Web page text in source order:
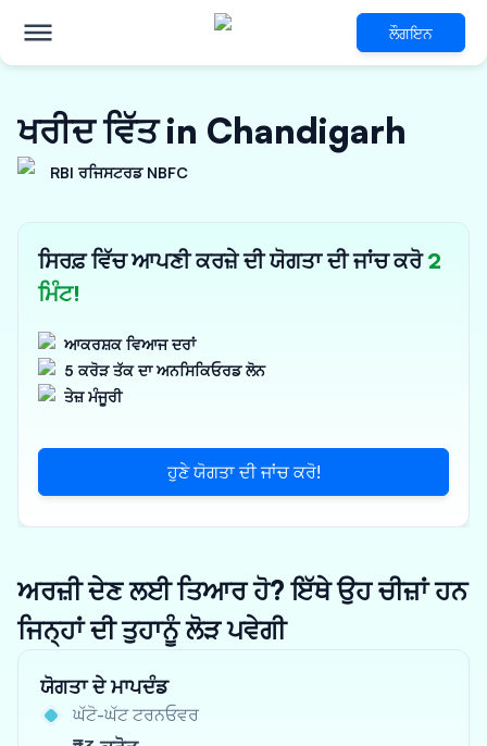
ਲੌਗਇਨ
ਖਰੀਦ ਵਿੱਤ in Chandigarh
RBI ਰਜਿਸਟਰਡ NBFC
ਸਿਰਫ਼ ਵਿੱਚ ਆਪਣੀ ਕਰਜ਼ੇ ਦੀ ਯੋਗਤਾ ਦੀ ਜਾਂਚ ਕਰੋ2
ਮਿੰਟ!
ਆਕਰਸ਼ਕ ਵਿਆਜ ਦਰਾਂ
5 ਕਰੋੜ ਤੱਕ ਦਾ ਅਨਸਿਕਿਓਰਡ ਲੋਨ
ਤੇਜ਼ ਮੰਜੂਰੀ
ਹੁਣੇ ਯੋਗਤਾ ਦੀ ਜਾਂਚ ਕਰੋ!
ਅਰਜ਼ੀ ਦੇਣ ਲਈ ਤਿਆਰ ਹੋ? ਇੱਥੇ ਉਹ ਚੀਜ਼ਾਂ ਹਨ
ਜਿਨ੍ਹਾਂ ਦੀ ਤੁਹਾਨੂੰ ਲੋੜ ਪਵੇਗੀ
ਯੋਗਤਾ ਦੇ ਮਾਪਦੰਡ
ਘੱਟੋ-ਘੱਟ ਟਰਨਓਵਰ